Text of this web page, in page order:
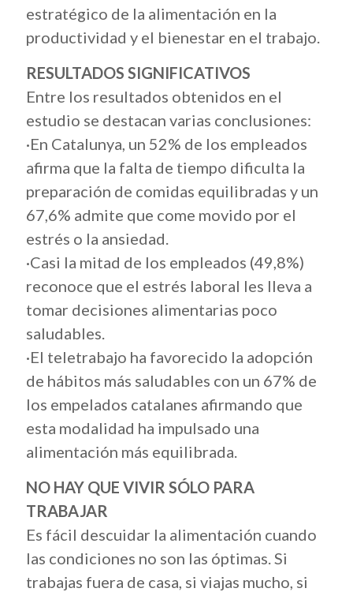
estratégico de la alimentación en la
productividad y el bienestar en el trabajo.
RESULTADOS SIGNIFICATIVOS
Entre los resultados obtenidos en el
estudio se destacan varias conclusiones:
·En Catalunya, un 52% de los empleados
afirma que la falta de tiempo dificulta la
preparación de comidas equilibradas y un
67,6% admite que come movido por el
estrés o la ansiedad.
·Casi la mitad de los empleados (49,8%)
reconoce que el estrés laboral les lleva a
tomar decisiones alimentarias poco
saludables.
·El teletrabajo ha favorecido la adopción
de hábitos más saludables con un 67% de
los empelados catalanes afirmando que
esta modalidad ha impulsado una
alimentación más equilibrada.
NO HAY QUE VIVIR SÓLO PARA
TRABAJAR
Es fácil descuidar la alimentación cuando
las condiciones no son las óptimas. Si
trabajas fuera de casa, si viajas mucho, si